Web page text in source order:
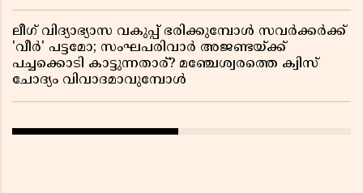
ലീഗ് വിദ്യാഭ്യാസ വകുപ്പ് ഭരിക്കുമ്പോൾ സവർക്കർക്ക്
'വീർ' പട്ടമോ; സംഘപരിവാർ അജണ്ടയ്ക്ക്
പച്ചക്കൊടി കാട്ടുന്നതാര്? മഞ്ചേശ്വരത്തെ ക്വിസ്
ചോദ്യം വിവാദമാവുമ്പോൾ